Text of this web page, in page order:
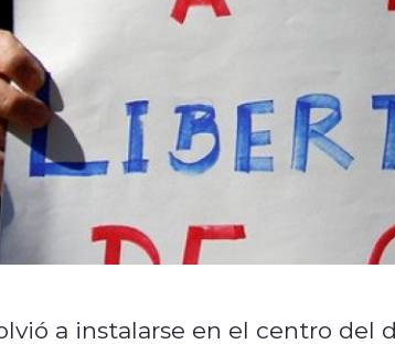
a instalarse en el centro del